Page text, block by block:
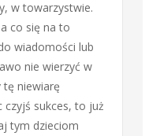
w towarzystwie.
co się na to
wiadomości lub
nie wierzyć w
tę niewiarę
sukces, to już
tym dzieciom